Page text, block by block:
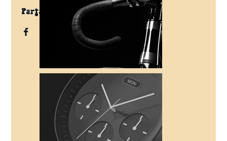
Partager ce spectacle